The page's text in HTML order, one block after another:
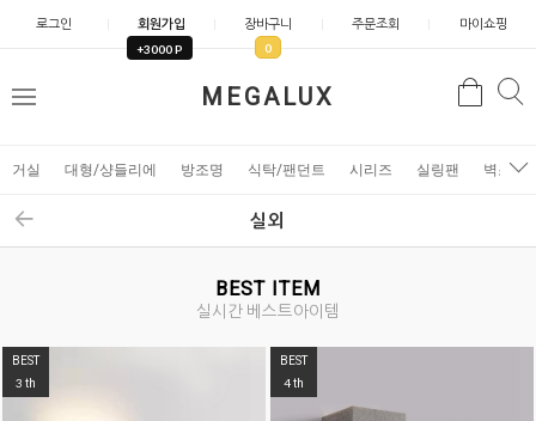
로그인 회원가입
+3000 P
장바구니
0
주문조회 마이쇼핑
MEGALUX
메
검
거실 대형/샹들리에 방조명 식탁/팬던트 시리즈 실링팬 벽조명
실외
BEST ITEM
실시간 베스트아이템